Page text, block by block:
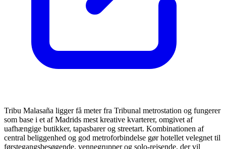
Tribu Malasaña ligger få meter fra Tribunal metrostation og fungerer
som base i et af Madrids mest kreative kvarterer, omgivet af
uafhængige butikker, tapasbarer og streetart. Kombinationen af
central beliggenhed og god metroforbindelse gør hotellet velegnet til
førstegangsbesøgende, vennegrupper og solo-rejsende, der vil